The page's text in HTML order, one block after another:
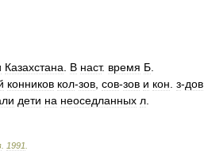
Казахстана В наст. время Б
конников кол-зов сов-зов и кон з-дов
дети на неоседланных л
1991